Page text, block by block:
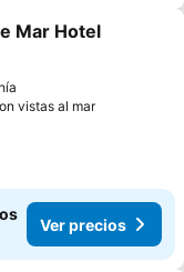
favoritos
Mar Hotel
vistas al mar
Ver precios